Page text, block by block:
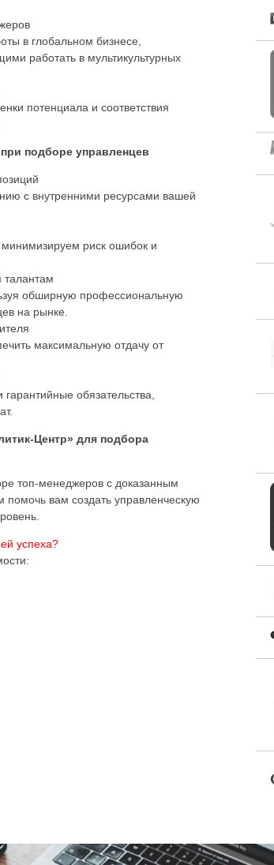
в глобальном бизнесе,
работать в мультикультурных
потенциала и соответствия
подборе управленцев
с внутренними ресурсами вашей
риск ошибок и
талантам
обширную профессиональную
на рынке.
максимальную отдачу от
обязательства,
Центр» для подбора
топ-менеджеров с доказанным
вам создать управленческую
успеха?